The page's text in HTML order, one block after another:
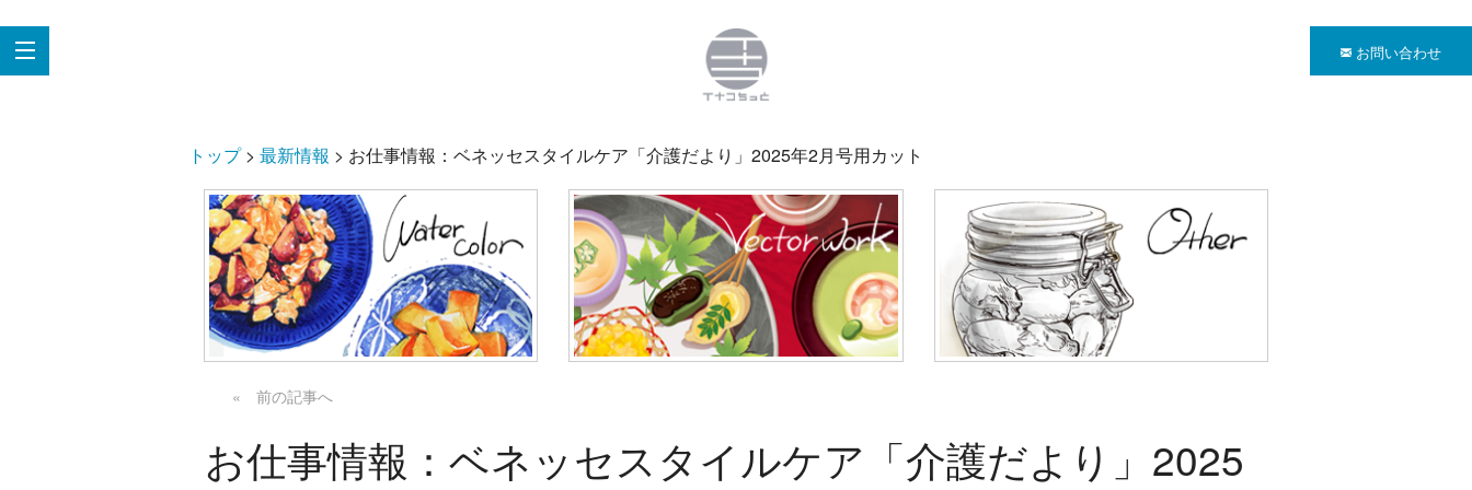
お問い合わせ
トップ> 最新情報 > お仕事情報：ベネッセスタイルケア「介護だより」2025年2月号用カット
« 前の記事へ
お仕事情報：ベネッセスタイルケア「介護だより」2025